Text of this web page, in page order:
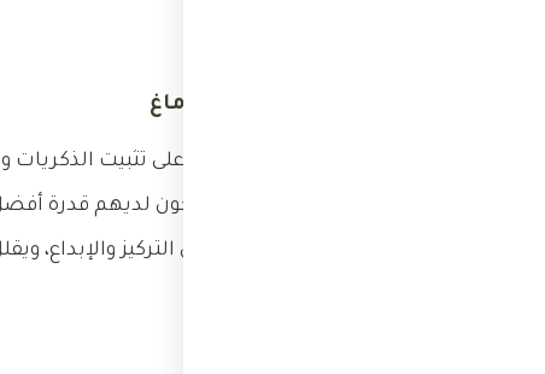
تحسين وظائف الدماغ
أثناء النوم، يعمل الدماغ على تثبيت
يحصلون على نوم كافٍ يكون لديهم قدرة
الجيد يساهم في تحسين التركيز والإبداع،